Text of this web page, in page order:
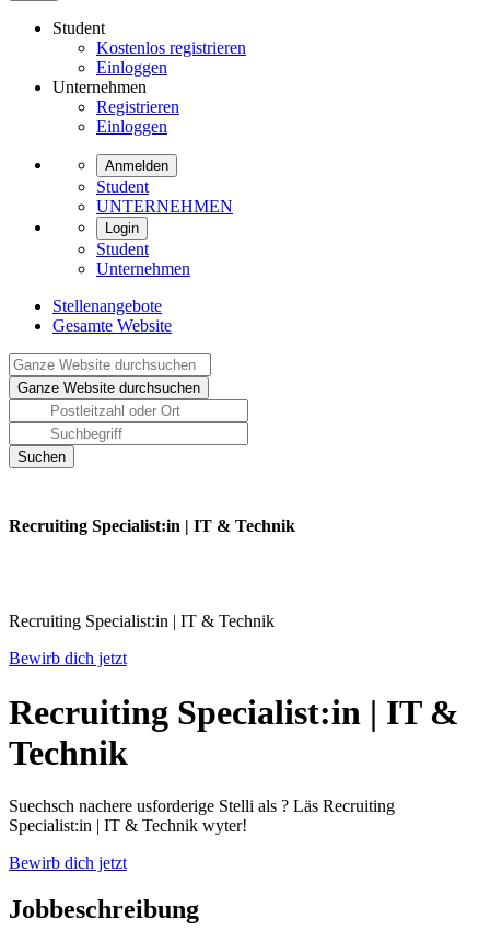
Student
Kostenlos registrieren
Einloggen
Unternehmen
Registrieren
Einloggen
Anmelden
Student
UNTERNEHMEN
Login
Student
Unternehmen
Stellenangebote
Gesamte Website
Recruiting Specialist:in | IT & Technik
Recruiting Specialist:in | IT & Technik
Bewirb dich jetzt
Recruiting Specialist:in | IT &
Technik
Suechsch nachere usforderige Stelli als ? Läs Recruiting
Specialist:in | IT & Technik wyter!
Bewirb dich jetzt
Jobbeschreibung